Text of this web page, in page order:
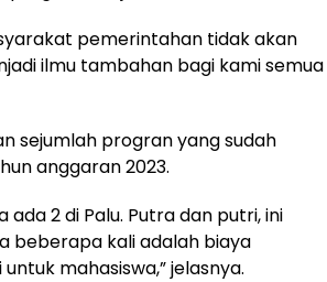
pemerintahan tidak akan
ilmu tambahan bagi kami semua
sejumlah progran yang sudah
anggaran 2023.
2 di Palu. Putra dan putri, ini
beberapa kali adalah biaya
mahasiswa,” jelasnya.